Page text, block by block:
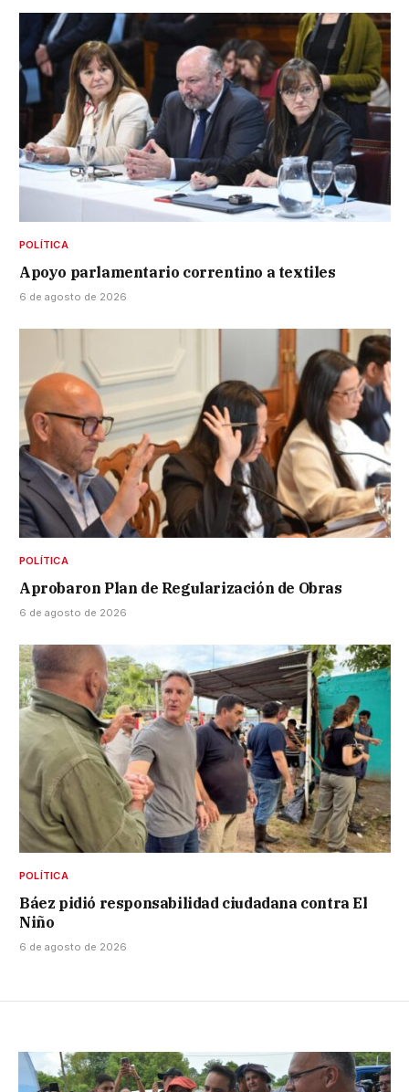
POLÍTICA
Apoyo parlamentario correntino a textiles
6 de agosto de 2026
POLÍTICA
Aprobaron Plan de Regularización de Obras
6 de agosto de 2026
POLÍTICA
Báez pidió responsabilidad ciudadana contra El
Niño
6 de agosto de 2026